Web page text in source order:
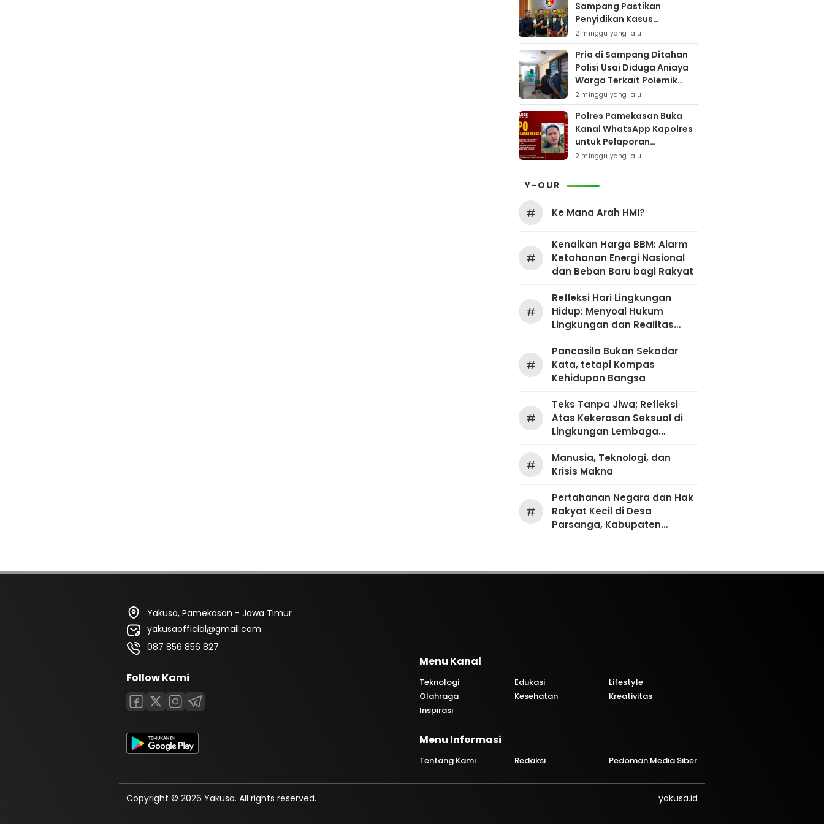
Sampang Pastikan
Penyidikan Kasus
Rudapaksa Anak Berjalan
Sesuai Fakta Hukum
2 minggu yang lalu
Pria di Sampang Ditahan
Polisi Usai Diduga Aniaya
Warga Terkait Polemik
Bansos
2 minggu yang lalu
Polres Pamekasan Buka
Kanal WhatsApp Kapolres
untuk Pelaporan
Keberadaan DPO AEF
2 minggu yang lalu
Y-OUR
# Ke Mana Arah HMI?
#
Kenaikan Harga BBM: Alarm
Ketahanan Energi Nasional
dan Beban Baru bagi Rakyat
#
Refleksi Hari Lingkungan
Hidup: Menyoal Hukum
Lingkungan dan Realitas
#
Pancasila Bukan Sekadar
Kata, tetapi Kompas
Kehidupan Bangsa
#
Teks Tanpa Jiwa; Refleksi
Atas Kekerasan Seksual di
Lingkungan Lembaga
#
Manusia, Teknologi, dan
Krisis Makna
#
Pertahanan Negara dan Hak
Rakyat Kecil di Desa
Parsanga, Kabupaten
Yakusa, Pamekasan - Jawa Timur
yakusaofficial@gmail.com
087 856 856 827
Follow Kami
Menu Kanal
Teknologi Edukasi
Lifestyle
Olahraga
Kesehatan
Kreativitas
Inspirasi
Menu Informasi
Tentang Kami Redaksi Pedoman Media Siber
Copyright © 2026 Yakusa. All rights reserved. yakusa.id